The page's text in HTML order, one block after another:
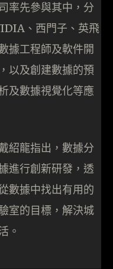
率先參與其中，分
、西門子、英飛
據工程師及軟件開
以及創建數據的預
及數據視覺化等應
紹龍指出，數據分
進行創新研發，透
數據中找出有用的
室的目標，解決城
。